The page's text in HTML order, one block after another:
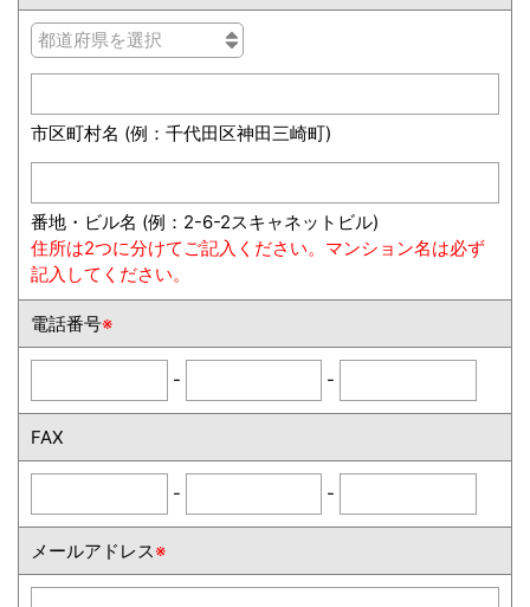
市区町村名 (例：千代田区神田三崎町)
番地・ビル名 (例：2-6-2スキャネットビル)
住所は2つに分けてご記入ください。マンション名は必ず
記入してください。
電話番号※
- -
FAX
- -
メールアドレス※